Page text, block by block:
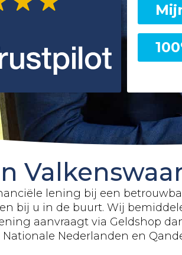
lening bij een
bij u in de buurt. Wij
aanvraagt via Geldshop
Nationale Nederlanden en